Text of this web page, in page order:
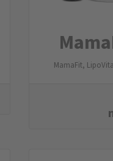
MamaFit,